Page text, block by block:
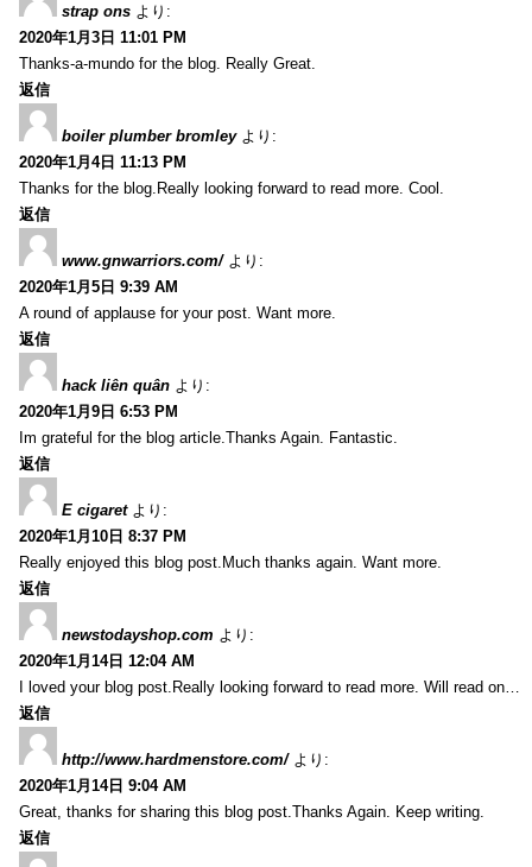
strap ons より:
2020年1月3日 11:01 PM
Thanks-a-mundo for the blog. Really Great.
返信
boiler plumber bromley より:
2020年1月4日 11:13 PM
Thanks for the blog.Really looking forward to read more. Cool.
返信
www.gnwarriors.com/ より:
2020年1月5日 9:39 AM
A round of applause for your post. Want more.
返信
hack liên quân より:
2020年1月9日 6:53 PM
Im grateful for the blog article.Thanks Again. Fantastic.
返信
E cigaret より:
2020年1月10日 8:37 PM
Really enjoyed this blog post.Much thanks again. Want more.
返信
newstodayshop.com より:
2020年1月14日 12:04 AM
I loved your blog post.Really looking forward to read more. Will read on…
返信
http://www.hardmenstore.com/ より:
2020年1月14日 9:04 AM
Great, thanks for sharing this blog post.Thanks Again. Keep writing.
返信